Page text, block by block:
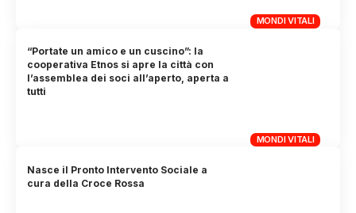
MONDI VITALI
MONDI VITALI
“Portate un amico e un cuscino”: la
cooperativa Etnos si apre la città con
l’assemblea dei soci all’aperto, aperta a
tutti
Nasce il Pronto Intervento Sociale a
cura della Croce Rossa